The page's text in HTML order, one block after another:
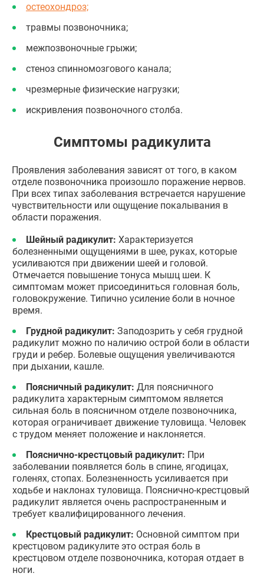
остеохондроз;
травмы позвоночника;
межпозвоночные грыжи;
стеноз спинномозгового канала;
чрезмерные физические нагрузки;
искривления позвоночного столба.
Симптомы радикулита
Проявления заболевания зависят от того, в каком
отделе позвоночника произошло поражение нервов.
При всех типах заболевания встречается нарушение
чувствительности или ощущение покалывания в
области поражения.
Шейный радикулит: Характеризуется
болезненными ощущениями в шее, руках, которые
усиливаются при движении шеей и головой.
Отмечается повышение тонуса мышц шеи. К
симптомам может присоединиться головная боль,
головокружение. Типично усиление боли в ночное
время.
Грудной радикулит: Заподозрить у себя грудной
радикулит можно по наличию острой боли в области
груди и ребер. Болевые ощущения увеличиваются
при дыхании, кашле.
Поясничный радикулит: Для поясничного
радикулита характерным симптомом является
сильная боль в поясничном отделе позвоночника,
которая ограничивает движение туловища. Человек
с трудом меняет положение и наклоняется.
Пояснично-крестцовый радикулит: При
заболевании появляется боль в спине, ягодицах,
голенях, стопах. Болезненность усиливается при
ходьбе и наклонах туловища. Пояснично-крестцовый
радикулит является очень распространенным и
требует квалифицированного лечения.
Крестцовый радикулит: Основной симптом при
крестцовом радикулите это острая боль в
крестцовом отделе позвоночника, которая отдает в
ноги.